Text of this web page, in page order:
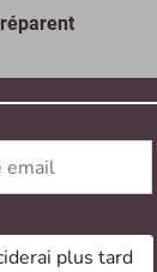
Le
à notre
plus tard